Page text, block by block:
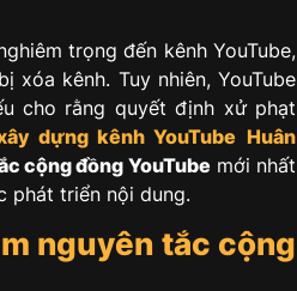
trọng đến kênh YouTube,
xóa kênh. Tuy nhiên, YouTube
cho rằng quyết định xử phạt
dựng kênh YouTube Huân
cộng đồng YouTube mới nhất
phát triển nội dung.
nguyên tắc cộng